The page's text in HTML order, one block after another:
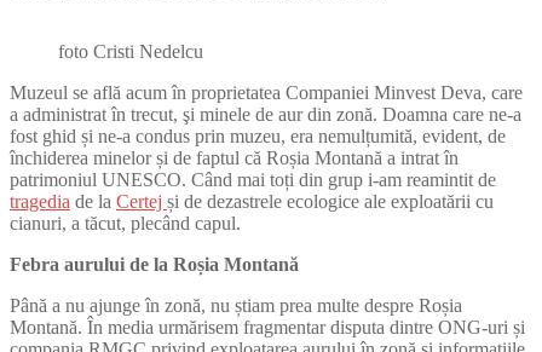
foto Cristi Nedelcu
Muzeul se află acum în proprietatea Companiei Minvest Deva, care
a administrat în trecut, şi minele de aur din zonă. Doamna care ne-a
fost ghid și ne-a condus prin muzeu, era nemulțumită, evident, de
închiderea minelor și de faptul că Roșia Montană a intrat în
patrimoniul UNESCO. Când mai toți din grup i-am reamintit de
tragedia de la Certej și de dezastrele ecologice ale exploatării cu
cianuri, a tăcut, plecând capul.
Febra aurului de la Roșia Montană
Până a nu ajunge în zonă, nu știam prea multe despre Roșia
Montană. În media urmărisem fragmentar disputa dintre ONG-uri și